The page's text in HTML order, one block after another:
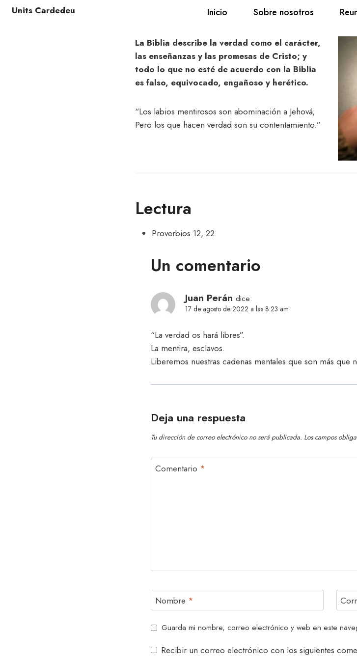
Units Cardedeu Inicio Sobre nosotros
La Biblia describe la verdad como el carácter,
las enseñanzas y las promesas de Cristo; y
todo lo que no esté de acuerdo con la Biblia
es falso, equivocado, engañoso y herético.
“Los labios mentirosos son abominación a Jehová;
Pero los que hacen verdad son su contentamiento.”
Lectura
Proverbios 12, 22
Un comentario
Juan Perán dice:
17 de agosto de 2022 a las 8:23 am
“La verdad os hará libres”.
La mentira, esclavos.
Liberemos nuestras cadenas mentales que son más que
Deja una respuesta
Tu dirección de correo electrónico no será publicada. Los campos
Comentario *
Nombre *
Guarda mi nombre, correo electrónico y web en este
Recibir un correo electrónico con los siguientes